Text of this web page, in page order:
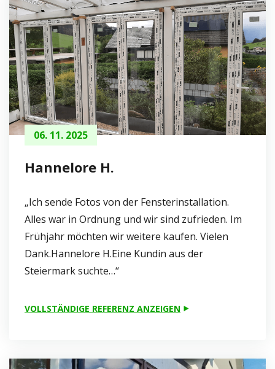
06. 11. 2025
Hannelore H.
„Ich sende Fotos von der Fensterinstallation.
Alles war in Ordnung und wir sind zufrieden. Im
Frühjahr möchten wir weitere kaufen. Vielen
Dank.Hannelore H.Eine Kundin aus der
Steiermark suchte…“
VOLLSTÄNDIGE REFERENZ ANZEIGEN